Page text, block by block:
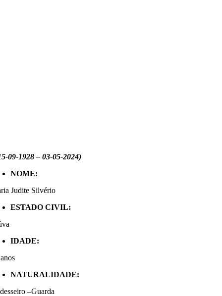
09-1928 – 03-05-2024)
NOME:
Judite Silvério
ESTADO CIVIL:
IDADE:
NATURALIDADE:
–Guarda